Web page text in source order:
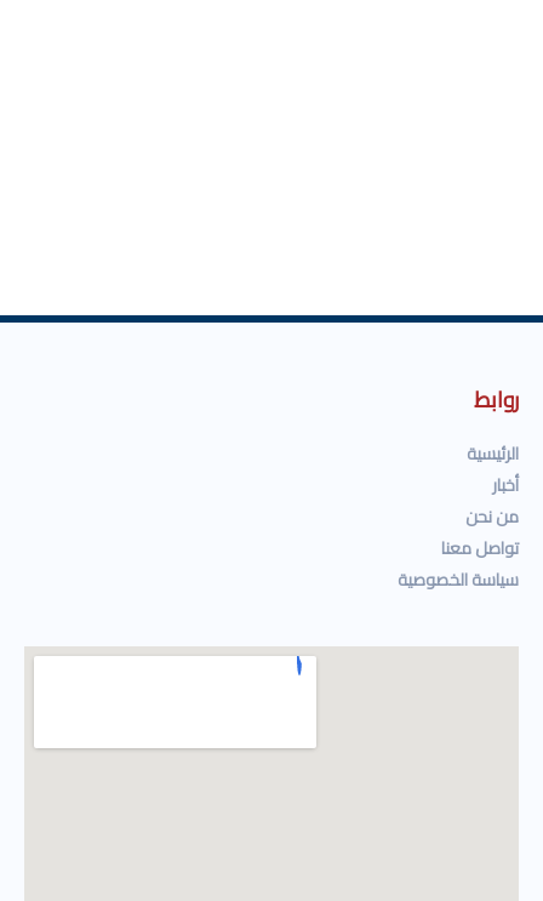
روابط
الرئيسية
أخبار
من نحن
تواصل معنا
سياسة الخصوصية